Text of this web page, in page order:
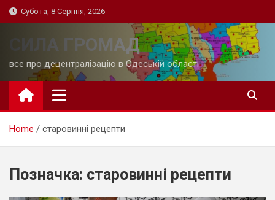
Skip
to
Субота, 8 Серпня, 2026
СИЛА ГРОМАД
все про децентралізацію в Одеській області
Home старовинні рецепти
Позначка: старовинні рецепти